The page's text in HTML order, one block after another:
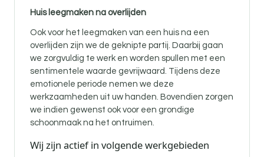
Huis leegmaken na overlijden
Ook voor het leegmaken van een huis na een
overlijden zijn we de geknipte partij. Daarbij gaan
we zorgvuldig te werk en worden spullen met een
sentimentele waarde gevrijwaard. Tijdens deze
emotionele periode nemen we deze
werkzaamheden uit uw handen. Bovendien zorgen
we indien gewenst ook voor een grondige
schoonmaak na het ontruimen.
Wij zijn actief in volgende werkgebieden